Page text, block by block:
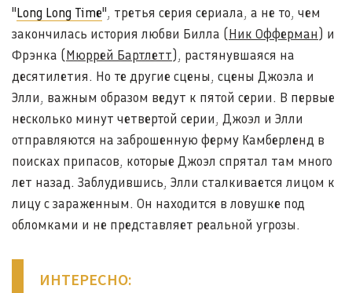
"Long Long Time", третья серия сериала, а не то, чем
закончилась история любви Билла ( Ник Офферман ) и
Фрэнка ( Мюррей Бартлетт ), растянувшаяся на
десятилетия. Но те другие сцены, сцены Джоэла и
Элли, важным образом ведут к пятой серии. В первые
несколько минут четвертой серии, Джоэл и Элли
отправляются на заброшенную ферму Камберленд в
поисках припасов, которые Джоэл спрятал там много
лет назад. Заблудившись, Элли сталкивается лицом к
лицу с зараженным. Он находится в ловушке под
обломками и не представляет реальной угрозы.
ИНТЕРЕСНО: